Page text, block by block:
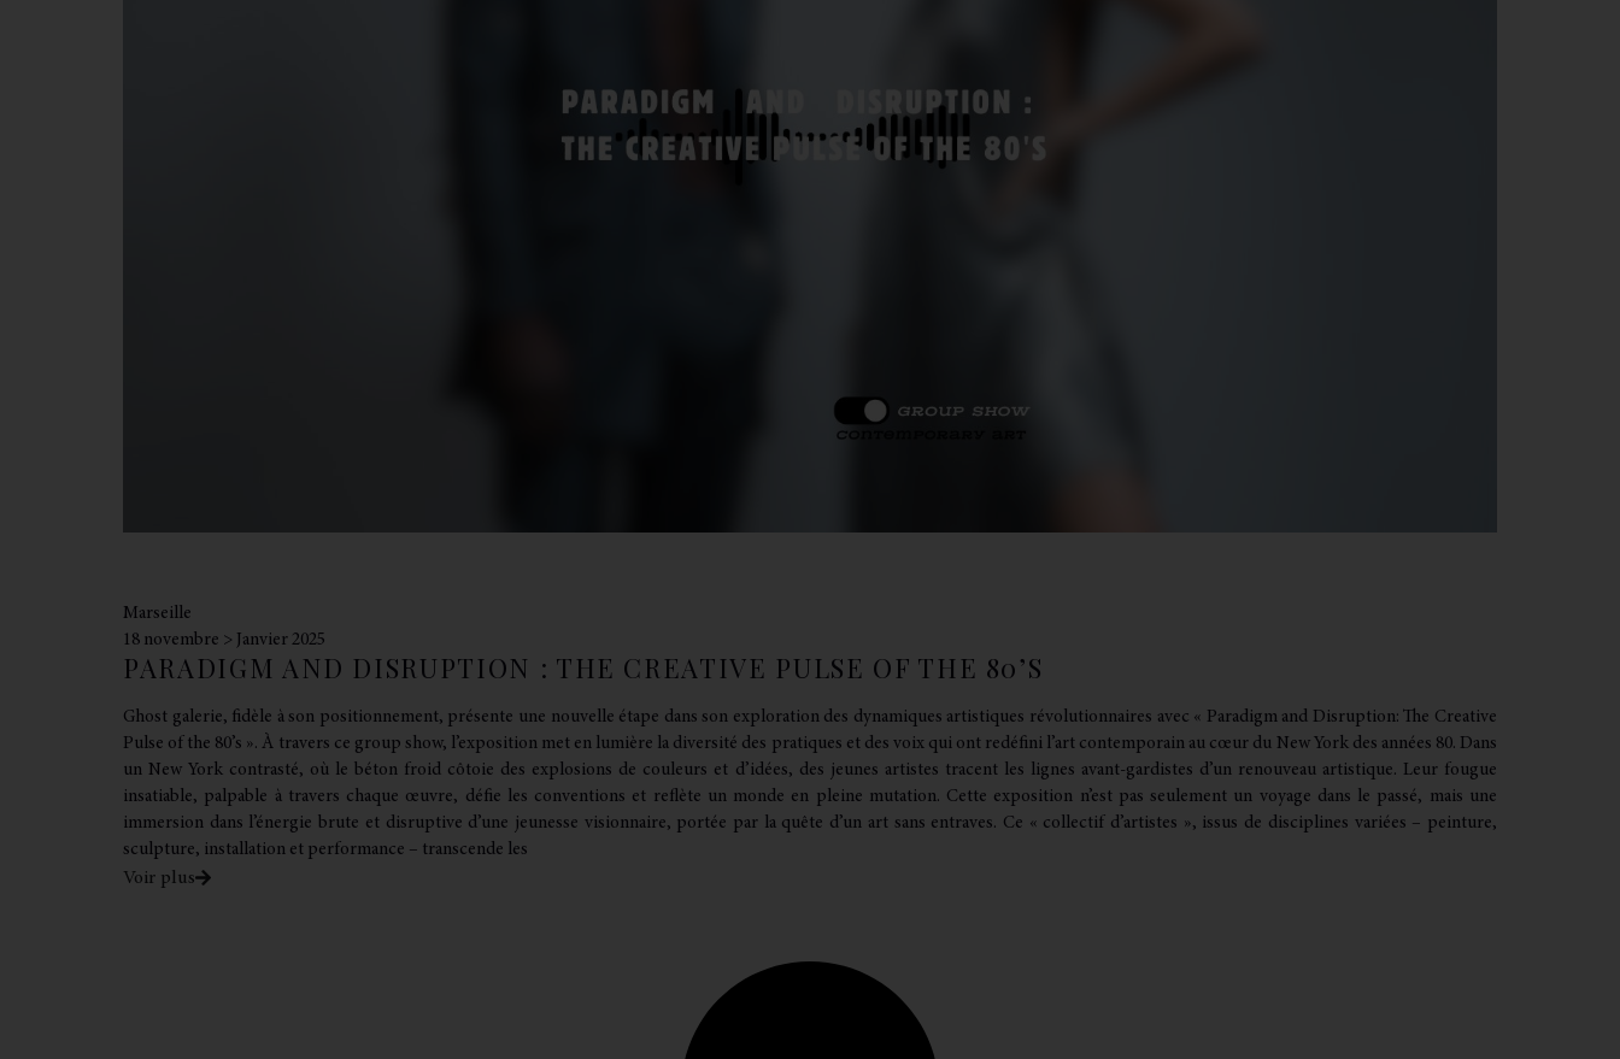
Marseille
18 novembre > Janvier 2025
PARADIGM AND DISRUPTION : THE CREATIVE PULSE OF THE 80’S
Ghost galerie, fidèle à son positionnement, présente une nouvelle étape dans son exploration des dynamiques artistiques révolutionnaires avec « Paradigm and Disruption: The Creative
Pulse of the 80’s ». À travers ce group show, l’exposition met en lumière la diversité des pratiques et des voix qui ont redéfini l’art contemporain au cœur du New York des années 80. Dans
un New York contrasté, où le béton froid côtoie des explosions de couleurs et d’idées, des jeunes artistes tracent les lignes avant-gardistes d’un renouveau artistique. Leur fougue
insatiable, palpable à travers chaque œuvre, défie les conventions et reflète un monde en pleine mutation. Cette exposition n’est pas seulement un voyage dans le passé, mais une
immersion dans l’énergie brute et disruptive d’une jeunesse visionnaire, portée par la quête d’un art sans entraves. Ce « collectif d’artistes », issus de disciplines variées – peinture,
sculpture, installation et performance – transcende les
Voir plus